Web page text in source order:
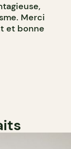
Merci
et bonne